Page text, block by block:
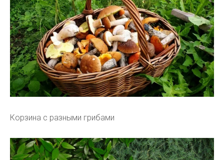
Корзина с разными грибами